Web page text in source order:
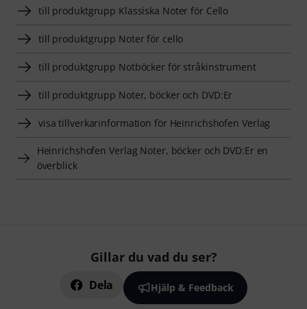
till produktgrupp Klassiska Noter för Cello
till produktgrupp Noter för cello
till produktgrupp Notböcker för stråkinstrument
till produktgrupp Noter, böcker och DVD:Er
visa tillverkarinformation för Heinrichshofen Verlag
Heinrichshofen Verlag Noter, böcker och DVD:Er en
överblick
Gillar du vad du ser?
Dela Hjälp & Feedback